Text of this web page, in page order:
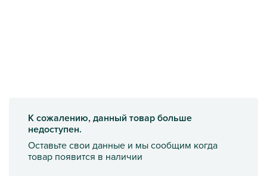
К сожалению, данный товар больше
недоступен.
Оставьте свои данные и мы сообщим когда
товар появится в наличии